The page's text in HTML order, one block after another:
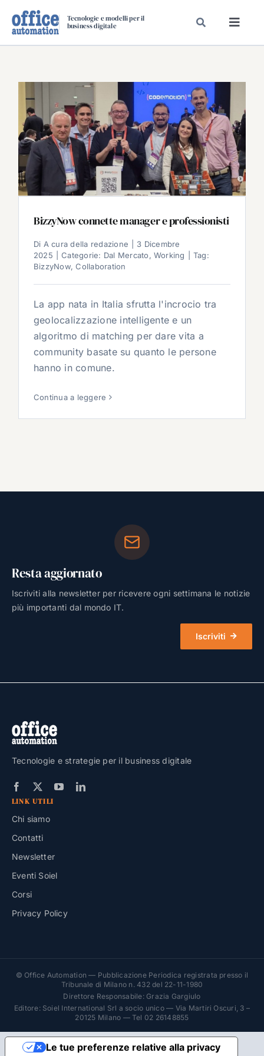
Tecnologie e modelli per il
business digitale
TAVOLE ROTONDE DI REDAZIONE
DAL MERCATO
CARRIERE
VIDEO
EVENTI
BizzyNow connette manager e professionisti
Di A cura della redazione
3 Dicembre
2025
Categorie: Dal Mercato, Working
Tag:
BizzyNow,Collaboration
La app nata in Italia sfrutta l'incrocio tra
geolocalizzazione intelligente e un
algoritmo di matching per dare vita a
community basate su quanto le persone
hanno in comune.
Continua a leggere
Resta aggiornato
Iscriviti alla newsletter per ricevere ogni settimana le notizie
più importanti dal mondo IT.
Iscriviti
Tecnologie e strategie per il business digitale
LINK UTILI
Chi siamo
Contatti
Newsletter
Eventi Soiel
Corsi
Privacy Policy
© Office Automation — Pubblicazione Periodica registrata presso il
Tribunale di Milano n. 432 del 22-11-1980
Direttore Responsabile: Grazia Gargiulo
Editore: Soiel International Srl a socio unico — Via Martiri Oscuri, 3 –
20125 Milano — Tel 02 26148855
Le tue preferenze relative alla privacy